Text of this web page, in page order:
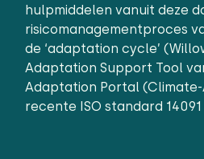
hulpmiddelen vanuit deze
risicomanagementproces
de ‘adaptation cycle’
Adaptation Support Tool
Adaptation Portal
recente ISO standard 14091